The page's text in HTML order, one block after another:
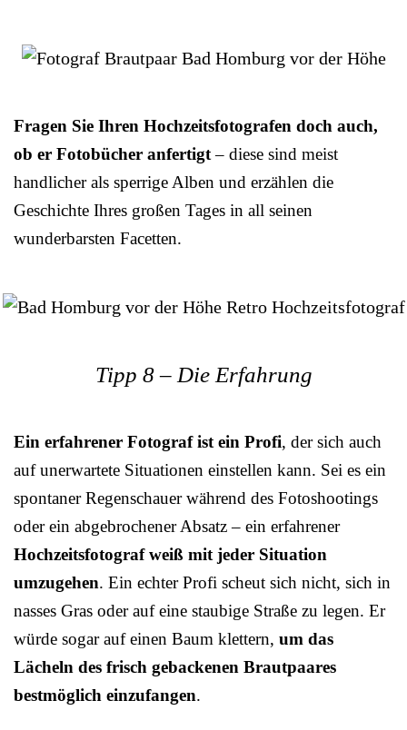
Fragen Sie Ihren Hochzeitsfotografen doch auch,
ob er Fotobücher anfertigt– diese sind meist
handlicher als sperrige Alben und erzählen die
Geschichte Ihres großen Tages in all seinen
wunderbarsten Facetten.
Tipp 8 – Die Erfahrung
Ein erfahrener Fotograf ist ein Profi, der sich auch
auf unerwartete Situationen einstellen kann. Sei es ein
spontaner Regenschauer während des Fotoshootings
oder ein abgebrochener Absatz – ein erfahrener
Hochzeitsfotograf weiß mit jeder Situation
umzugehen. Ein echter Profi scheut sich nicht, sich in
nasses Gras oder auf eine staubige Straße zu legen. Er
würde sogar auf einen Baum klettern, um das
Lächeln des frisch gebackenen Brautpaares
bestmöglich einzufangen.